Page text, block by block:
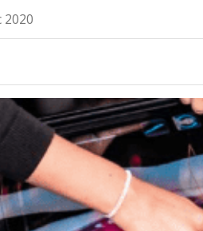
2020